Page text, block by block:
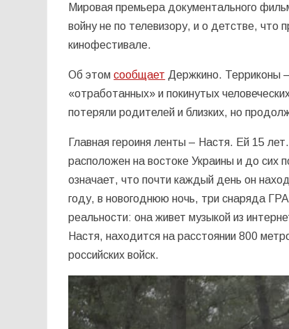
Мировая премьера документального
войну не по телевизору, и о детстве, что
кинофестивале.
Об этомсообщает Держкино. Терриконы
«отработанных» и покинутых
потеряли родителей и близких, но
Главная героиня ленты – Настя. Ей 15
расположен на востоке Украины и до сих
означает, что почти каждый день он
году, в новогоднюю ночь, три снаряда
реальности: она живет музыкой из
Настя, находится на расстоянии 800
российских войск.